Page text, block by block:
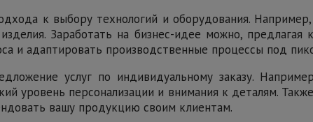
к выбору технологий и оборудования.
Заработать на бизнес-идее можно,
и адаптировать производственные процессы под
услуг по индивидуальному заказу.
уровень персонализации и внимания к деталям.
вашу продукцию своим клиентам.